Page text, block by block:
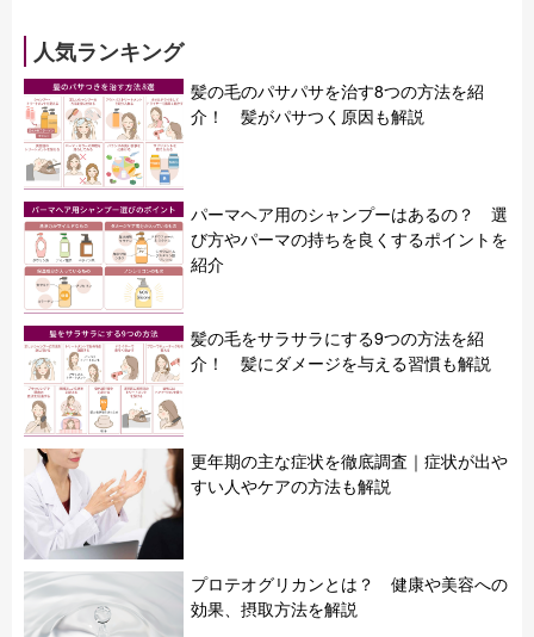
人気ランキング
髪の毛のパサパサを治す8つの方法を紹
介！ 髪がパサつく原因も解説
パーマヘア用のシャンプーはあるの？ 選
び方やパーマの持ちを良くするポイントを
紹介
髪の毛をサラサラにする9つの方法を紹
介！ 髪にダメージを与える習慣も解説
更年期の主な症状を徹底調査｜症状が出や
すい人やケアの方法も解説
プロテオグリカンとは？ 健康や美容への
効果、摂取方法を解説